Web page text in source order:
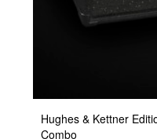
Hughes & Kettner
Combo